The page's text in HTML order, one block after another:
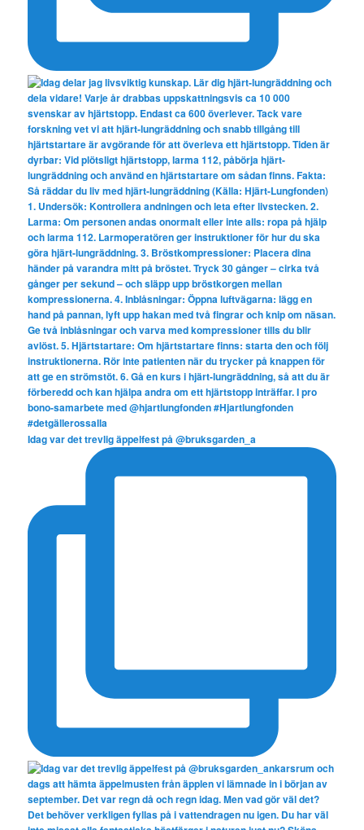
Idag var det trevlig äppelfest på @bruksgarden_a